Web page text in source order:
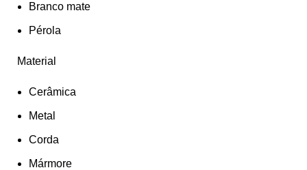
Branco mate
Pérola
Material
Cerâmica
Metal
Corda
Mármore